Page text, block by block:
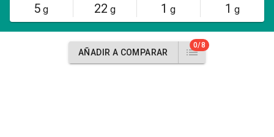
5 g 22 g 1 g 1 g
AÑADIR A COMPARAR
0/8